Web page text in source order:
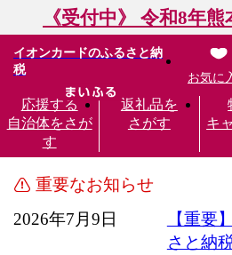
《受付中》 令和8年
イオンカードのふるさと納
税
応援する
自治体をさが
す
返礼品を
さがす
キ
お気に
重要なお知らせ
2026年7月9日
【重要
さと納